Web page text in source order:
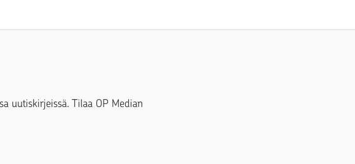
uutiskirjeissä. Tilaa OP Median